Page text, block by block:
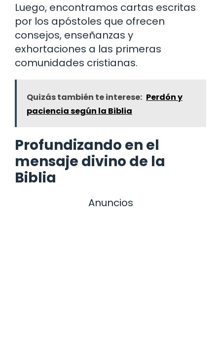
Luego, encontramos cartas escritas
por los apóstoles que ofrecen
consejos, enseñanzas y
exhortaciones a las primeras
comunidades cristianas.
Quizás también te interese: Perdón y
paciencia según la Biblia
Profundizando en el
mensaje divino de la
Biblia
Anuncios